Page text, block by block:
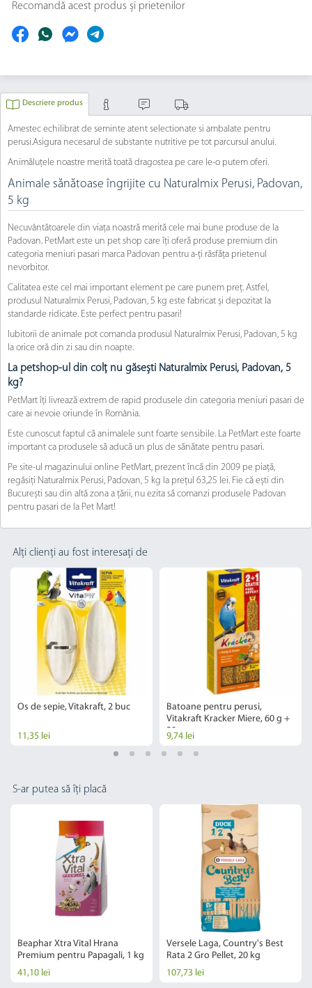
Recomandă acest produs și prietenilor
Descriere produs
Amestec echilibrat de seminte atent selectionate si ambalate pentru
perusi.Asigura necesarul de substante nutritive pe tot parcursul anului.
Animăluțele noastre merită toată dragostea pe care le-o putem oferi.
Animale sănătoase îngrijite cu Naturalmix Perusi, Padovan,
5 kg
Necuvântătoarele din viața noastră merită cele mai bune produse de la
Padovan. PetMart este un pet shop care îți oferă produse premium din
categoria meniuri pasari marca Padovan pentru a-ți răsfăța prietenul
nevorbitor.
Calitatea este cel mai important element pe care punem preț. Astfel,
produsul Naturalmix Perusi, Padovan, 5 kg este fabricat și depozitat la
standarde ridicate. Este perfect pentru pasari!
Iubitorii de animale pot comanda produsul Naturalmix Perusi, Padovan, 5 kg
la orice oră din zi sau din noapte.
La petshop-ul din colț nu găsești Naturalmix Perusi, Padovan, 5
kg?
PetMart îți livrează extrem de rapid produsele din categoria meniuri pasari de
care ai nevoie oriunde în România.
Este cunoscut faptul că animalele sunt foarte sensibile. La PetMart este foarte
important ca produsele să aducă un plus de sănătate pentru pasari.
Pe site-ul magazinului online PetMart, prezent încă din 2009 pe piață,
regăsiți Naturalmix Perusi, Padovan, 5 kg la prețul 63,25 lei. Fie că ești din
București sau din altă zona a țării, nu ezita să comanzi produsele Padovan
pentru pasari de la Pet Mart!
Alți clienți au fost interesați de
Os de sepie, Vitakraft, 2 buc
11,35 lei
Batoane pentru perusi,
Vitakraft Kracker Miere, 60 g +
30 g
9,74 lei
S-ar putea să îți placă
Beaphar Xtra Vital Hrana
Premium pentru Papagali, 1 kg
41,10 lei
Versele Laga, Country's Best
Rata 2 Gro Pellet, 20 kg
107,73 lei